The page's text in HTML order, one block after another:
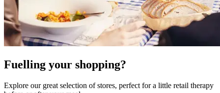
Fuelling your shopping?
Explore our great selection of stores, perfect for a little retail therapy